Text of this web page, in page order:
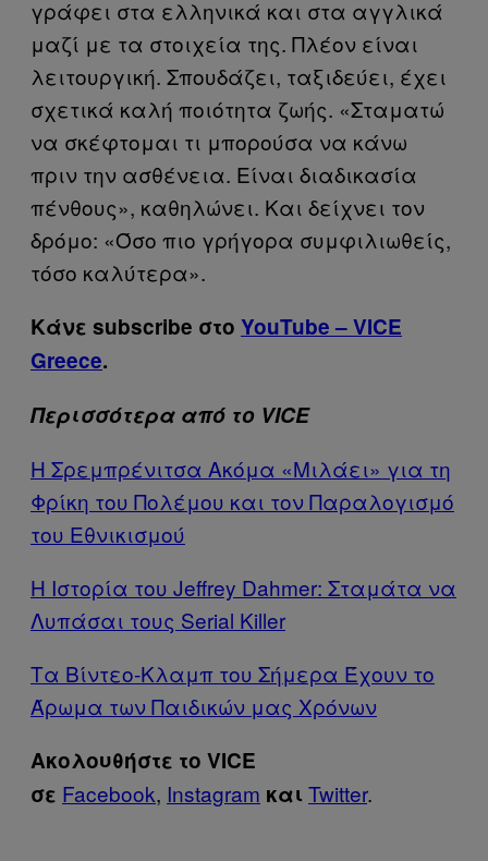
γράφει στα ελληνικά και στα αγγλικά
μαζί με τα στοιχεία της. Πλέον είναι
λειτουργική. Σπουδάζει, ταξιδεύει, έχει
σχετικά καλή ποιότητα ζωής. «Σταματώ
να σκέφτομαι τι μπορούσα να κάνω
πριν την ασθένεια. Είναι διαδικασία
πένθους», καθηλώνει. Και δείχνει τον
δρόμο: «Όσο πιο γρήγορα συμφιλιωθείς,
τόσο καλύτερα».
Κάνε subscribe στο YouTube – VICE
Greece.
Περισσότερα από το VICE
Η Σρεμπρένιτσα Ακόμα «Μιλάει» για τη
Φρίκη του Πολέμου και τον Παραλογισμό
του Εθνικισμού
Η Ιστορία του Jeffrey Dahmer: Σταμάτα να
Λυπάσαι τους Serial Killer
Τα Βίντεο-Κλαμπ του Σήμερα Έχουν το
Άρωμα των Παιδικών μας Χρόνων
Ακολουθήστε το VICE
σε Facebook, Instagram και Twitter.